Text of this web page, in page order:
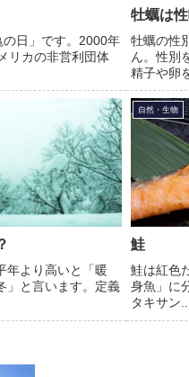
日」です。2000年
リカの非営利団体
牡蠣は
牡蠣の性
ん。性別
精子や卵
年より高いと「暖
」と言います。定義
自然・生物
鮭
鮭は紅色
身魚」に
タキサン...